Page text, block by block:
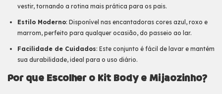
vestir, tornando a rotina mais prática para os pais.
Estilo Moderno: Disponível nas encantadoras cores azul, roxo e
marrom, perfeito para qualquer ocasião, do passeio ao lar.
Facilidade de Cuidados: Este conjunto é fácil de lavar e mantém
sua durabilidade, ideal para o uso diário.
Por que Escolher o Kit Body e Mijaozinho?